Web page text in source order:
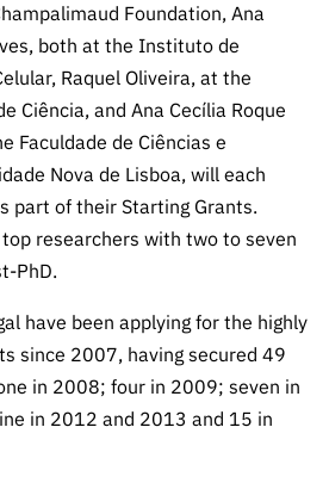
FCCN,
serviços
digitais da
FCT
Canais de
Denúncia
s
Apoios
Digital” e
“Ciência +
Capacitaç
ão”
Foundation, Ana
both at the Instituto de
Raquel Oliveira, at the
Ciência, and Ana Cecília Roque
Faculdade de Ciências e
Nova de Lisboa, will each
part of their Starting Grants.
researchers with two to seven
PhD.
have been applying for the highly
since 2007, having secured 49
in 2008; four in 2009; seven in
in 2012 and 2013 and 15 in